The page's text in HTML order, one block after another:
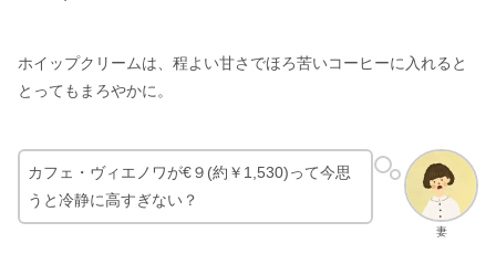
ホイップクリームは、程よい甘さでほろ苦いコーヒーに入れると
とってもまろやかに。
妻
カフェ・ヴィエノワが€９(約￥1,530)って今思
うと冷静に高すぎない？